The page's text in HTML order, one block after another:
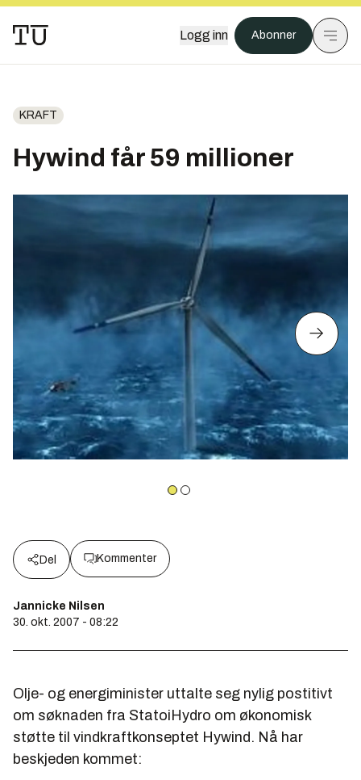
Logg inn Abonner
KRAFT
Hywind får 59 millioner
Del Kommenter
Jannicke Nilsen
30. okt. 2007 - 08:22
Olje- og energiminister uttalte seg nylig postitivt
om søknaden fra StatoiHydro om økonomisk
støtte til vindkraftkonseptet Hywind. Nå har
beskjeden kommet: